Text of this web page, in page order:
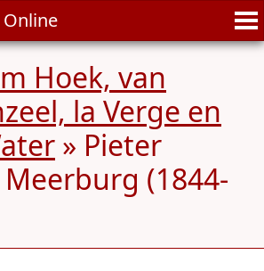
Hoek, van
la Verge en
» Pieter
(1844-